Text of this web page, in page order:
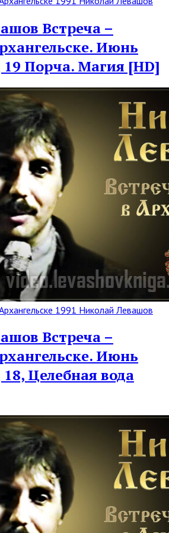
Встреча –
Июнь
19 Порча. Магия [HD]
1991 Николай Левашов
Встреча –
Июнь
Целебная вода